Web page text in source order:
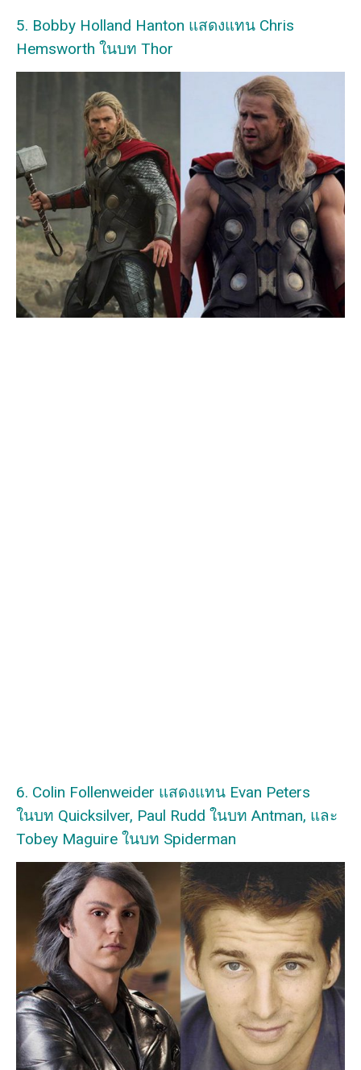
5. Bobby Holland Hanton แสดงแทน Chris
Hemsworth ในบท Thor
6. Colin Follenweider แสดงแทน Evan Peters
ในบท Quicksilver, Paul Rudd ในบท Antman, และ
Tobey Maguire ในบท Spiderman